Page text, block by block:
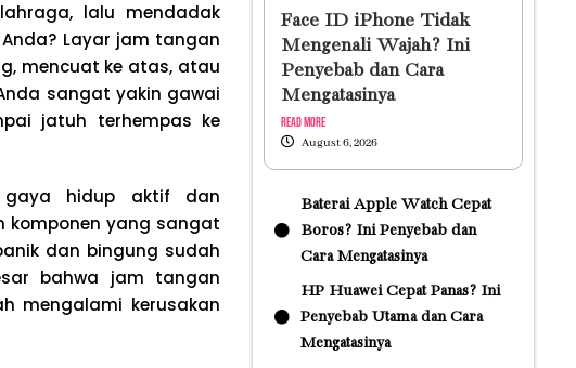
lalu mendadak
Layar jam tangan
mencuat ke atas, atau
sangat yakin gawai
jatuh terhempas ke
hidup aktif dan
komponen yang sangat
dan bingung sudah
bahwa jam tangan
mengalami kerusakan
Face ID iPhone Tidak
Mengenali Wajah? Ini
Penyebab dan Cara
Mengatasinya
Read More
August 6, 2026
Baterai Apple Watch Cepat
Boros? Ini Penyebab dan
Cara Mengatasinya
HP Huawei Cepat Panas? Ini
Penyebab Utama dan Cara
Mengatasinya